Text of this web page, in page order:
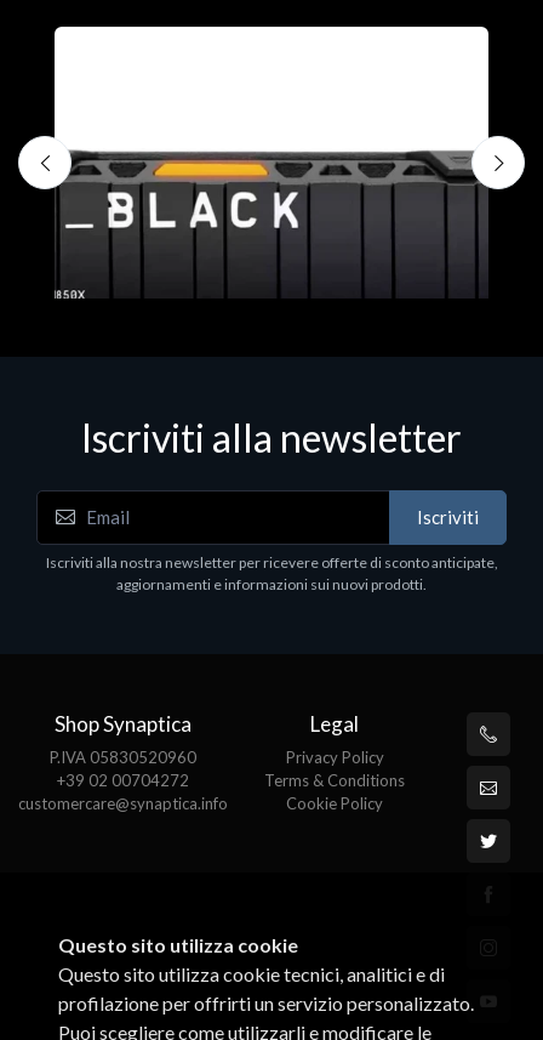
WD_BLACK SN850X NVMe SSD
WDBB9H0020BNC - SSD - 2 TB - interno - M.2
2280 - PCIe 4.0 (NVMe) - dissipatore integrato -
nero
Iscriviti alla newsletter
Iscriviti
Iscriviti alla nostra newsletter per ricevere offerte di sconto anticipate,
aggiornamenti e informazioni sui nuovi prodotti.
Shop Synaptica
P.IVA 05830520960
+39 02 00704272
customercare@synaptica.info
Legal
Privacy Policy
Terms & Conditions
Cookie Policy
Questo sito utilizza cookie
Questo sito utilizza cookie tecnici, analitici e di
profilazione per offrirti un servizio personalizzato.
Puoi scegliere come utilizzarli e modificare le